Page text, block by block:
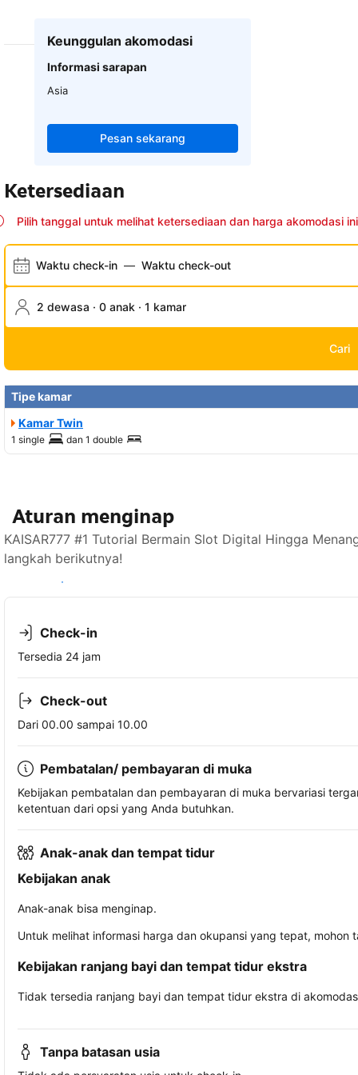
Keunggulan akomodasi
Informasi sarapan
Asia
Pesan sekarang
Ketersediaan
Pilih tanggal untuk melihat ketersediaan dan harga akomodasi ini
Waktu check-in — Waktu check-out
2 dewasa · 0 anak · 1 kamar
Cari
Tipe kamar
Kamar Twin
1 single dan 1 double
Aturan menginap
KAISAR777 #1 Tutorial Bermain Slot Digital Hingga
langkah berikutnya!
Lihat ketersediaan
Check-in
Tersedia 24 jam
Check-out
Dari 00.00 sampai 10.00
Pembatalan/ pembayaran di muka
Kebijakan pembatalan dan pembayaran di muka bervariasi
ketentuan dari opsi yang Anda butuhkan.
Anak-anak dan tempat tidur
Kebijakan anak
Anak-anak bisa menginap.
Untuk melihat informasi harga dan okupansi yang tepat,
Kebijakan ranjang bayi dan tempat tidur ekstra
Tidak tersedia ranjang bayi dan tempat tidur ekstra di
Tanpa batasan usia